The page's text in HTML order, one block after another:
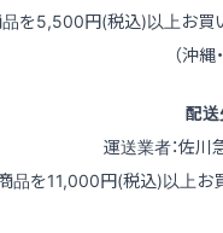
品を5,500円(税込)以上お買
（沖
配
運送業者：佐
品を11,000円(税込)以上お